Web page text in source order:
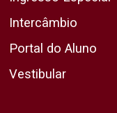
Intercâmbio
Portal do Aluno
Vestibular